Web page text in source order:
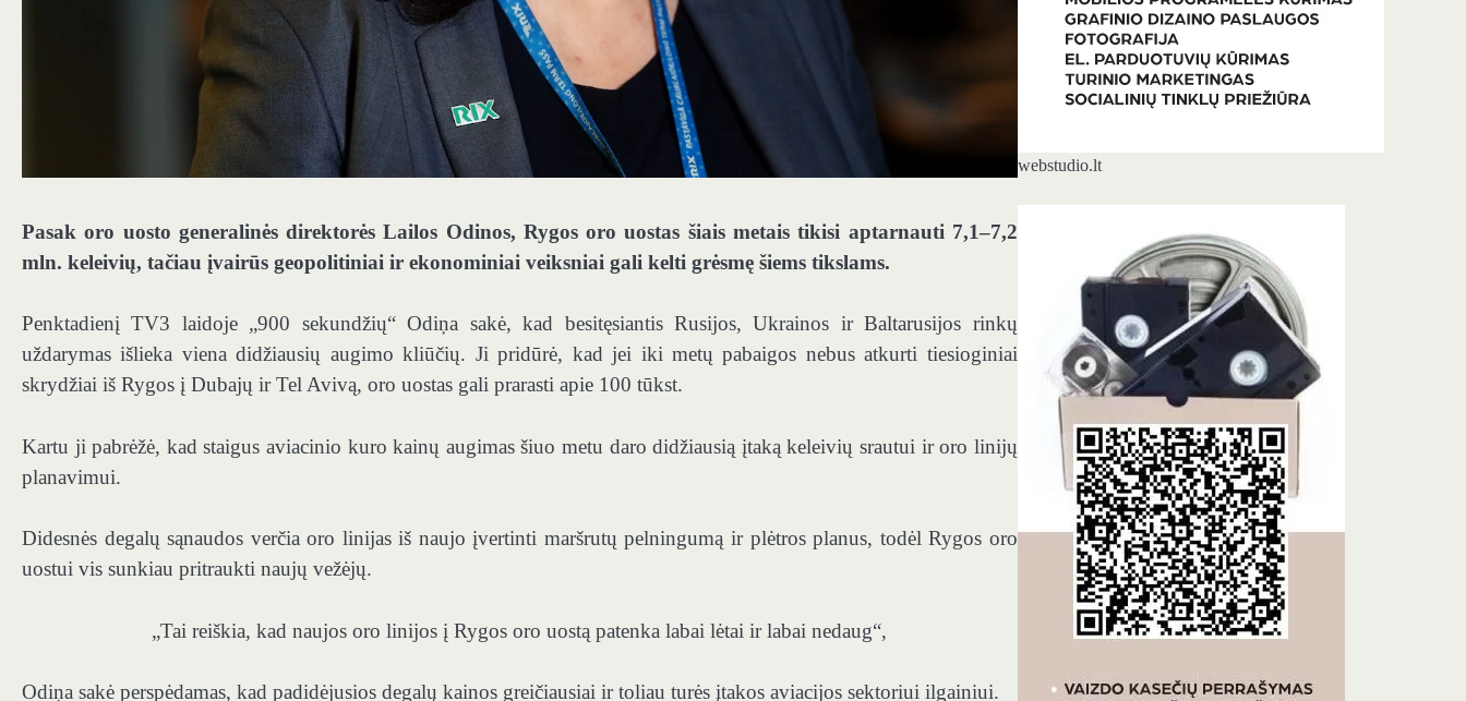
Pasak oro uosto generalinės direktorės Lailos Odinos, Rygos oro uostas šiais metais tikisi aptarnauti 7,1–7,2
mln. keleivių, tačiau įvairūs geopolitiniai ir ekonominiai veiksniai gali kelti grėsmę šiems tikslams.
Penktadienį TV3 laidoje „900 sekundžių“ Odiņa sakė, kad besitęsiantis Rusijos, Ukrainos ir Baltarusijos rinkų
uždarymas išlieka viena didžiausių augimo kliūčių. Ji pridūrė, kad jei iki metų pabaigos nebus atkurti tiesioginiai
skrydžiai iš Rygos į Dubajų ir Tel Avivą, oro uostas gali prarasti apie 100 tūkst.
Kartu ji pabrėžė, kad staigus aviacinio kuro kainų augimas šiuo metu daro didžiausią įtaką keleivių srautui ir oro linijų
planavimui.
Didesnės degalų sąnaudos verčia oro linijas iš naujo įvertinti maršrutų pelningumą ir plėtros planus, todėl Rygos oro
uostui vis sunkiau pritraukti naujų vežėjų.
„Tai reiškia, kad naujos oro linijos į Rygos oro uostą patenka labai lėtai ir labai nedaug“,
Odiņa sakė perspėdamas, kad padidėjusios degalų kainos greičiausiai ir toliau turės įtakos aviacijos sektoriui ilgainiui.
webstudio.lt